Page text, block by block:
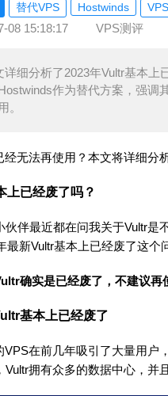
替代VPS Hostwinds
08 15:18:17 VPS测评
详细分析了2023年Vultr基本
作为替代方案，强调
。
经无法再使用？本文将详细分
上已经废了吗？
伙伴最近都在问我关于Vultr是
最新Vultr基本上已经废了这个
确实是已经废了，不建议再
基本上已经废了
VPS在前几年吸引了大量用户
Vultr拥有众多的数据中心，并